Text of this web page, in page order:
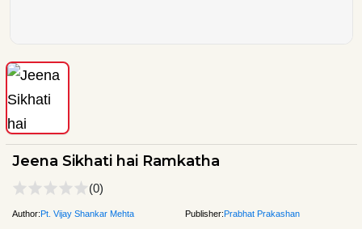
Jeena Sikhati hai Ramkatha
(0)
Author:Pt. Vijay Shankar Mehta Publisher:Prabhat Prakashan